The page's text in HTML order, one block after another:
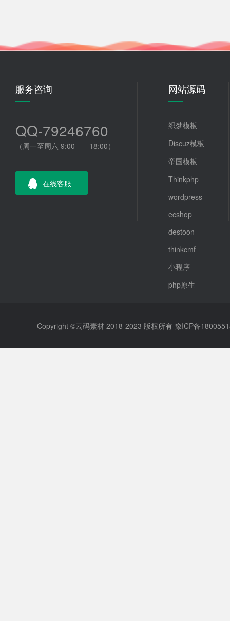
服务咨询
QQ-79246760
（周一至周六 9:00——18:00）
在线客服
网站源码
织梦模板
Discuz模板
帝国模板
Thinkphp
wordpress
ecshop
destoon
thinkcmf
小程序
php原生
Copyright ©云码素材 2018-2023 版权所有 豫ICP备